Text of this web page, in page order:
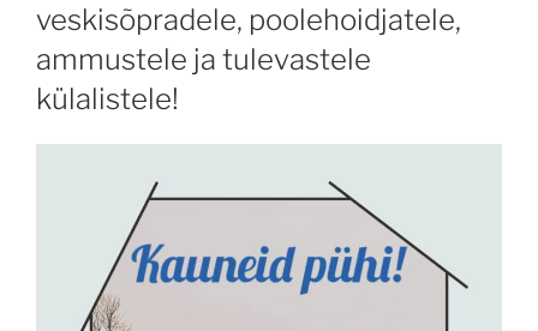
veskisõpradele, poolehoidjatele,
ammustele ja tulevastele
külalistele!